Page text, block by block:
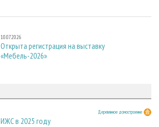
10.07.2026
Открыта регистрация на выставку
«Мебель-2026»
Деревянное домостроение
ИЖС в 2025 году